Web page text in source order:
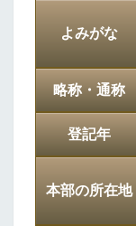
よみがな
略称・通称
登記年
本部の所在地